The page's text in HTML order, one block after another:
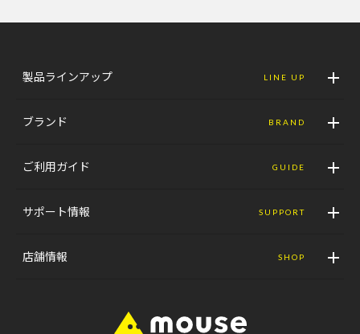
製品ラインアップ LINE UP
ブランド BRAND
ご利用ガイド GUIDE
サポート情報 SUPPORT
店舗情報 SHOP